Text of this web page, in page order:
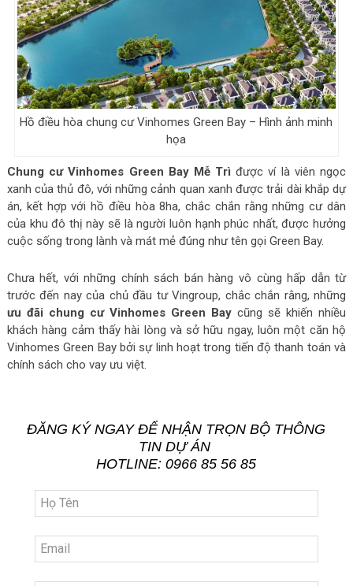
Hồ điều hòa chung cư Vinhomes Green Bay – Hình ảnh minh
họa
Chung cư Vinhomes Green Bay Mễ Trì được ví là viên ngọc
xanh của thủ đô, với những cảnh quan xanh được trải dài khắp dự
án, kết hợp với hồ điều hòa 8ha, chắc chắn rằng những cư dân
của khu đô thị này sẽ là người luôn hạnh phúc nhất, được hưởng
cuộc sống trong lành và mát mẻ đúng như tên gọi Green Bay.
Chưa hết, với những chính sách bán hàng vô cùng hấp dẫn từ
trước đến nay của chủ đầu tư Vingroup, chắc chắn rằng, những
ưu đãi chung cư Vinhomes Green Bay cũng sẽ khiến nhiều
khách hàng cảm thấy hài lòng và sở hữu ngay, luôn một căn hộ
Vinhomes Green Bay bởi sự linh hoạt trong tiến độ thanh toán và
chính sách cho vay ưu việt.
ĐĂNG KÝ NGAY ĐỂ NHẬN TRỌN BỘ THÔNG
TIN DỰ ÁN
HOTLINE: 0966 85 56 85